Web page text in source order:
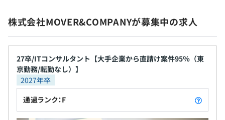
た半期ごとの制度を採用しており、成果しだいでスピーデ
しており、個々のキャリアプランに応じた柔軟な相談も受
け付けています。
▍組織の文化と働きやすさ
わたしたちの組織は、役職や年齢の垣根を超えて自由に意
見を交わせる、フラットでオープンな風土を大切にしてい
ます。「手を挙げた人に機会をわたす」という文化が根付
無期雇用
6カ月（条件などの変更はありません）
株式会社MOVER&COMPANYが募集中の求人
27卒/ITコンサルタント【大手企業から直請け案件95％（東
京勤務/転勤なし）】
2027年卒
通過ランク：F